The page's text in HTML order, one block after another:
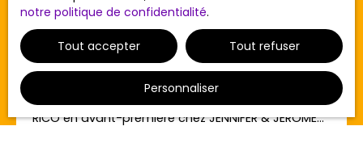
'RICO' Maison Deuil-la-barre 3 pièce(s)
55.62 m2
3pièces 57.63
m²
Deuil-la-Barre 95170
VISITE VIRTUELLE DISPONIBLE ! Nous vous présentons
RICO en avant-première chez JENNIFER & JEROME
notre politique de confidentialité.
Tout accepter Tout refuser
Personnaliser